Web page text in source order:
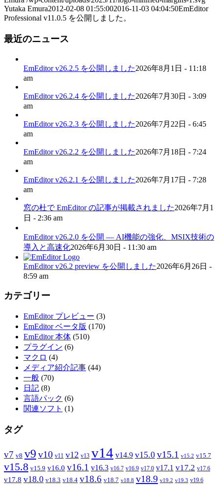
Yutaka Emura2012-02-08 01:55:002016-11-03 04:04:50EmEditor
Professional v11.0.5 を公開しました。
最近のニュース
EmEditor v26.2.5 を公開しました2026年8月1日 - 11:18
am
EmEditor v26.2.4 を公開しました2026年7月30日 - 3:09
am
EmEditor v26.2.3 を公開しました2026年7月22日 - 6:45
am
EmEditor v26.2.2 を公開しました2026年7月18日 - 7:24
am
EmEditor v26.2.1 を公開しました2026年7月17日 - 7:28
am
窓の杜で EmEditor の記事が掲載されました2026年7月1
日 - 2:36 am
EmEditor v26.2.0 を公開 — AI機能の強化、MSIX技術の
導入と高速化2026年6月30日 - 11:30 am
EmEditor v26.2 preview を公開しました2026年6月26日 -
8:59 am
カテゴリー
EmEditor プレビュー (3)
EmEditor ベータ版 (170)
EmEditor 本体 (510)
プラグイン (6)
マクロ (4)
メディア紹介記事 (44)
一般 (70)
日記 (8)
言語パック (6)
関連ソフト (1)
タグ
v7 v8 v9 v10 v11 v12 v13 v14 v14.9 v15.0 v15.1 v15.2 v15.7
v15.8 v15.9 v16.0 v16.1 v16.3 v16.7 v16.9 v17.0 v17.1 v17.2 v17.6
v17.8 v18.0 v18.3 v18.4 v18.6 v18.7 v18.8 v18.9 v19.2 v19.3 v19.6